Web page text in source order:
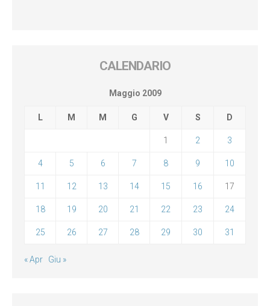
CALENDARIO
Maggio 2009
L M M G V S D
1 2 3
4 5 6 7 8 9 10
11 12 13 14 15 16 17
18 19 20 21 22 23 24
25 26 27 28 29 30 31
« Apr Giu »